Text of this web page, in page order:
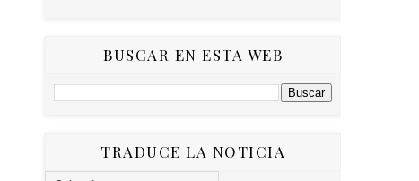
BUSCAR EN ESTA WEB
TRADUCE LA NOTICIA